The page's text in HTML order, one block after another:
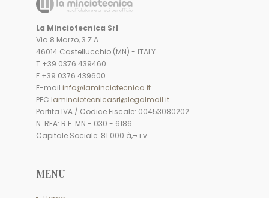
La Minciotecnica Srl
Via 8 Marzo, 3 Z.A.
46014 Castellucchio (MN) - ITALY
T +39 0376 439460
F +39 0376 439600
E-mail info@laminciotecnica.it
PEC laminciotecnicasrl@legalmail.it
Partita IVA / Codice Fiscale: 00453080202
N. REA: R.E. MN - 030 - 6186
Capitale Sociale: 81.000 â‚¬ i.v.
MENU